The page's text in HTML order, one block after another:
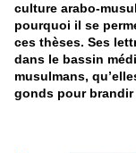
culture arabo-
pourquoi il se
ces thèses. Ses
dans le bassin
musulmans,
gonds pour brandir